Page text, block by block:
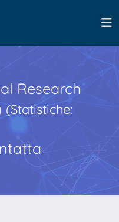
Research
(Statistiche: